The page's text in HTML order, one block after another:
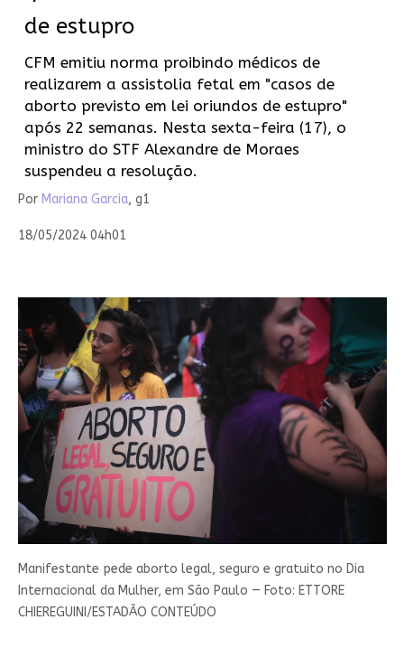
de estupro
CFM emitiu norma proibindo médicos de
realizarem a assistolia fetal em "casos de
aborto previsto em lei oriundos de estupro"
após 22 semanas. Nesta sexta-feira (17), o
ministro do STF Alexandre de Moraes
suspendeu a resolução.
Por Mariana Garcia, g1
18/05/2024 04h01
Manifestante pede aborto legal, seguro e gratuito no Dia
Internacional da Mulher, em São Paulo — Foto: ETTORE
CHIEREGUINI/ESTADÃO CONTEÚDO